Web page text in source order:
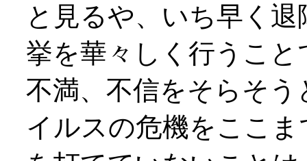
と見るや、いち早く
挙を華々しく行うこ
不満、不信をそらそ
イルスの危機をここ